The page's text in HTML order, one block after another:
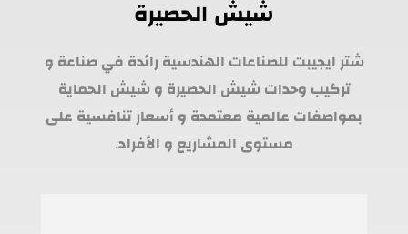
شيش الحصيرة
شتر ايجيبت للصناعات الهندسية رائدة في صناعة و
تركيب وحدات شيش الحصيرة و شيش الحماية
بمواصفات عالمية معتمدة و أسعار تنافسية على
مستوى المشاريع و الأفراد.